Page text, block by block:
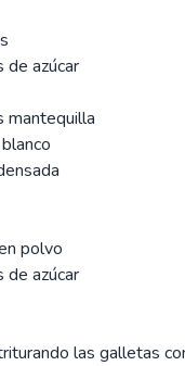
de azúcar
mantequilla
polvo
de azúcar
las galletas